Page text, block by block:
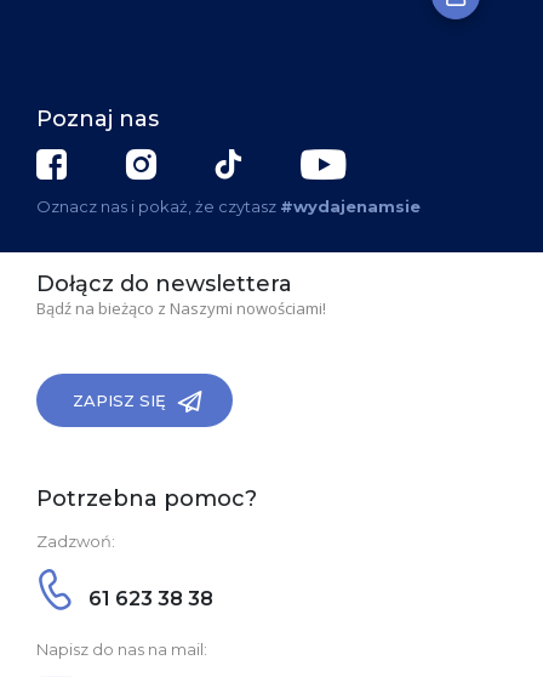
Poznaj nas
Oznacz nas i pokaż, że czytasz #wydajenamsie
Dołącz do newslettera
Bądź na bieżąco z Naszymi nowościami!
ZAPISZ SIĘ
Potrzebna pomoc?
Zadzwoń:
61 623 38 38
Napisz do nas na mail: